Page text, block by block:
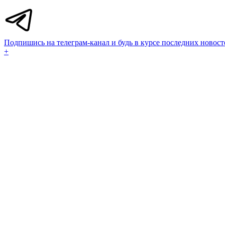
Подпишись на телеграм-канал и будь в курсе последних
+